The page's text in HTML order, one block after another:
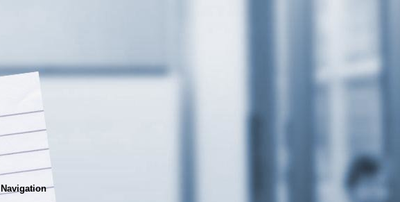
Navigation